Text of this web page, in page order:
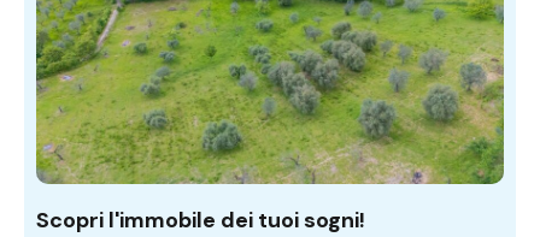
Scopri l'immobile dei tuoi sogni!